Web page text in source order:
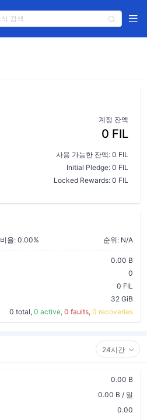
계정 잔액
0 FIL
사용 가능한 잔액: 0 FIL
Initial Pledge: 0 FIL
Locked Rewards: 0 FIL
비율: 0.00% 순위: N/A
0.00 B
0
0 FIL
32 GiB
0 total, 0 active, 0 faults, 0 recoveries
24시간
0.00 B
0.00 B / 일
0.00